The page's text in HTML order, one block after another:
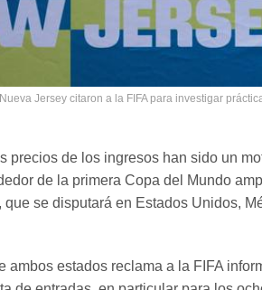
Jersey citaron a la FIFA para investigar
precios de los ingresos han sido un
de la primera Copa del Mundo
que se disputará en Estados Unidos,
ambos estados reclama a la FIFA